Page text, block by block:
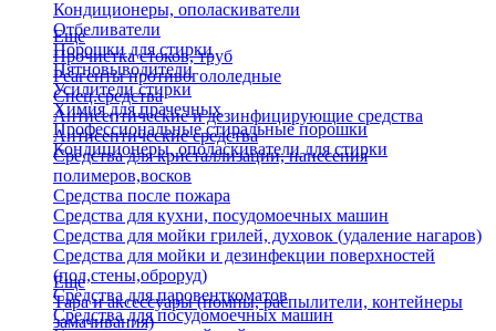
Кондиционеры, ополаскиватели
Отбеливатели
Порошки для стирки
Пятновыводители
Усилители стирки
Химия для прачечных
Профессиональные стиральные порошки
Кондиционеры, ополаскиватели для стирки
Еще
Прочистка стоков, труб
Реагенты противогололедные
Спец.средства
Антисептические и дезинфицирующие средства
Антисептические средства
Средства для кристаллизации, нанесения
полимеров,восков
Средства после пожара
Средства для кухни, посудомоечных машин
Средства для мойки грилей, духовок (удаление нагаров)
Средства для мойки и дезинфекции поверхностей
(пол,стены,оброруд)
Средства для паровенткоматов
Средства для посудомоечных машин
Еще
Тара и аксессуары (помпы, распылители, контейнеры
замачивания)